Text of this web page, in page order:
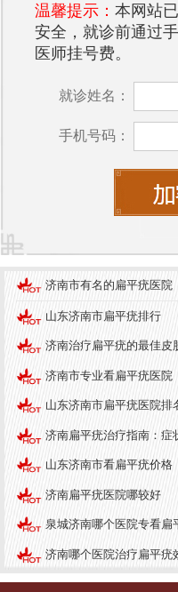
康的生活方式，如均
也有助于降低感染风
环境因素对皮肤健康
外线辐射、气候变化
激皮肤，导致皮肤屏
险。因此，保持良好
在济南，许多医院提
南中研皮肤病医院以
疗设备而受到患者的
丰富的皮肤科医生，
方案。此外，医院注
缓解因皮肤病带来的
在就医过程中，患者
话进行预约，避免排
查和评估服务，帮助
理的治疗计划。
扁平疣虽然是一种常
温馨提示： 本网站
安全，就诊前通过
医师挂号费。
就诊姓名：
手机号码：
济南市有名的扁平疣医院
山东济南市扁平疣排行
济南治疗扁平疣的最佳皮
济南市专业看扁平疣医院
山东济南市扁平疣医院排
济南扁平疣治疗指南：症
山东济南市看扁平疣价格
济南扁平疣医院哪较好
泉城济南哪个医院专看扁
济南哪个医院治疗扁平疣